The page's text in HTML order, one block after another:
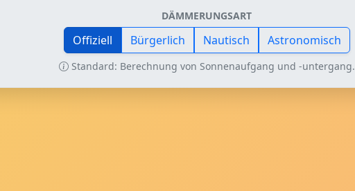
DÄMMERUNGSART
Offiziell Bürgerlich Nautisch Astronomisch
Standard: Berechnung von Sonnenaufgang und -untergang.